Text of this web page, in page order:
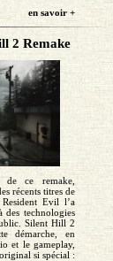
en savoir +
2 Remake
de ce remake,
récents titres de
Evil l’a
des technologies
Silent Hill 2
démarche, en
et le gameplay,
si spécial :